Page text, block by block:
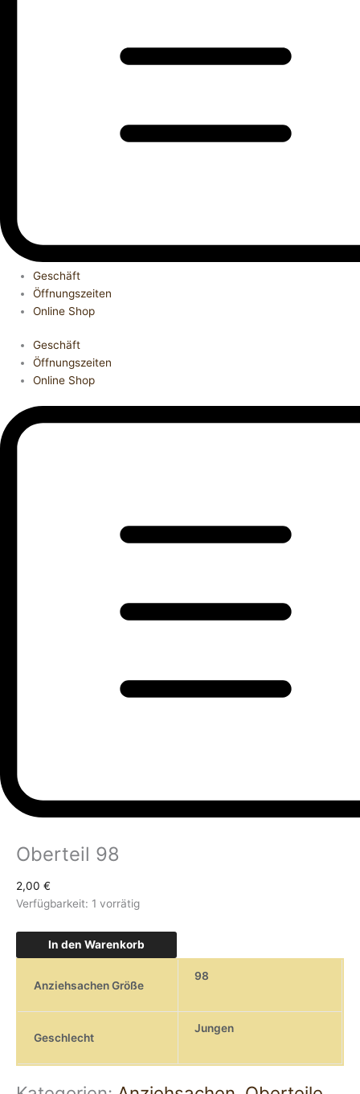
Geschäft
Öffnungszeiten
Online Shop
Geschäft
Öffnungszeiten
Online Shop
Oberteil 98
2,00 €
Verfügbarkeit: 1 vorrätig
In den Warenkorb
Anziehsachen Größe
98
Geschlecht
Jungen